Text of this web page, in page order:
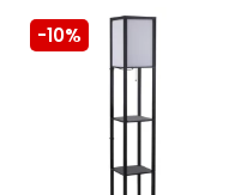
-10%